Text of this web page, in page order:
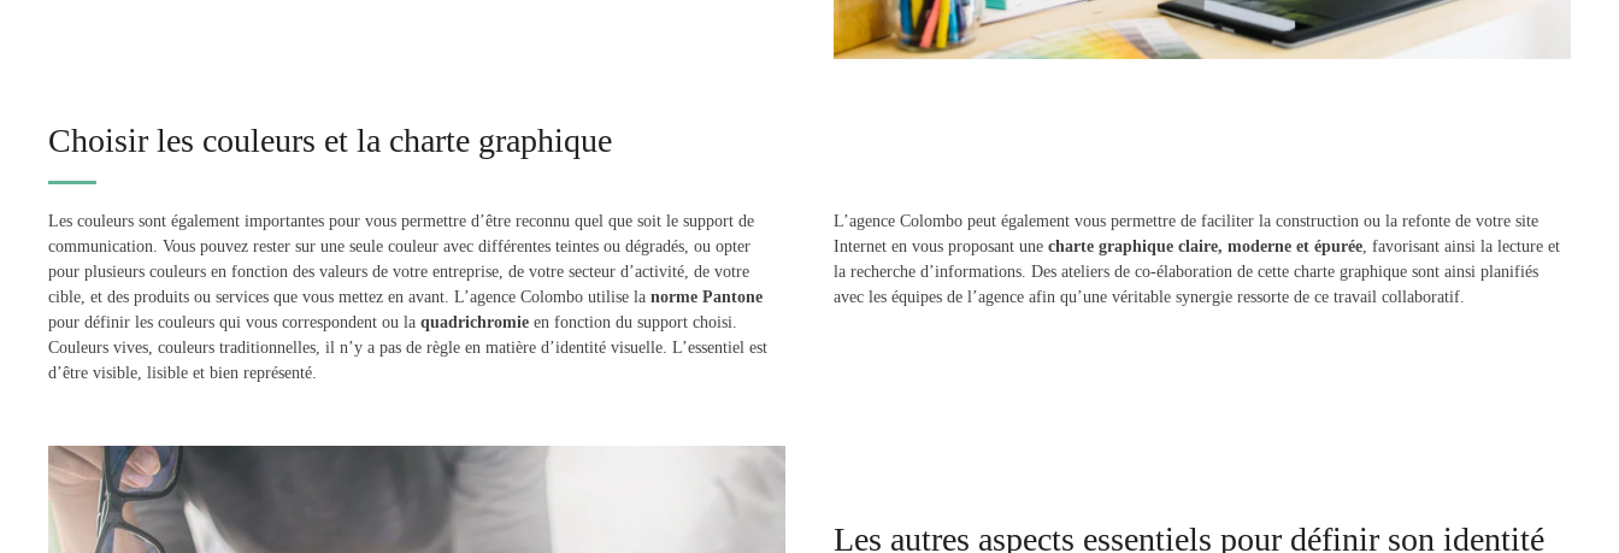
Choisir les couleurs et la charte graphique
Les couleurs sont également importantes pour vous permettre d’être reconnu quel que soit le support de
communication. Vous pouvez rester sur une seule couleur avec différentes teintes ou dégradés, ou opter
pour plusieurs couleurs en fonction des valeurs de votre entreprise, de votre secteur d’activité, de votre
cible, et des produits ou services que vous mettez en avant. L’agence Colombo utilise la norme Pantone
pour définir les couleurs qui vous correspondent ou la quadrichromie en fonction du support choisi.
Couleurs vives, couleurs traditionnelles, il n’y a pas de règle en matière d’identité visuelle. L’essentiel est
d’être visible, lisible et bien représenté.
L’agence Colombo peut également vous permettre de faciliter la construction ou la refonte de votre site
Internet en vous proposant une charte graphique claire, moderne et épurée, favorisant ainsi la lecture et
la recherche d’informations. Des ateliers de co-élaboration de cette charte graphique sont ainsi planifiés
avec les équipes de l’agence afin qu’une véritable synergie ressorte de ce travail collaboratif.
Les autres aspects essentiels pour définir son identité